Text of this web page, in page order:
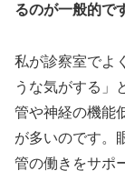
るのが一般的で
私が診察室でよ
うな気がする」
管や神経の機能
が多いのです。
管の働きをサポ